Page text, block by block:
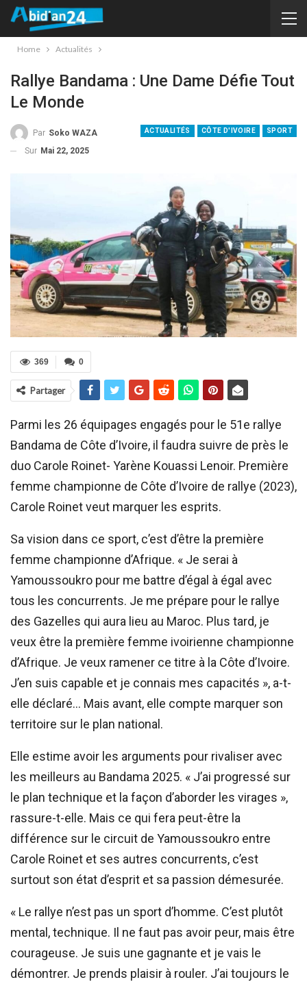
Home Actualités
Rallye Bandama : Une Dame Défie Tout
Le Monde
ACTUALITÉS CÔTE D'IVOIRE SPORT
Par Soko WAZA
Sur Mai 22, 2025
0
369
Partager
Parmi les 26 équipages engagés pour le 51e rallye
Bandama de Côte d’Ivoire, il faudra suivre de près le
duo Carole Roinet- Yarène Kouassi Lenoir. Première
femme championne de Côte d’Ivoire de rallye (2023),
Carole Roinet veut marquer les esprits.
Sa vision dans ce sport, c’est d’être la première
femme championne d’Afrique. « Je serai à
Yamoussoukro pour me battre d’égal à égal avec
tous les concurrents. Je me prépare pour le rallye
des Gazelles qui aura lieu au Maroc. Plus tard, je
veux être la première femme ivoirienne championne
d’Afrique. Je veux ramener ce titre à la Côte d’Ivoire.
J’en suis capable et je connais mes capacités », a-t-
elle déclaré… Mais avant, elle compte marquer son
territoire sur le plan national.
Elle estime avoir les arguments pour rivaliser avec
les meilleurs au Bandama 2025. « J’ai progressé sur
le plan technique et la façon d’aborder les virages »,
rassure-t-elle. Mais ce qui fera peut-être la
différence sur le circuit de Yamoussoukro entre
Carole Roinet et ses autres concurrents, c’est
surtout son état d’esprit et sa passion démesurée.
« Le rallye n’est pas un sport d’homme. C’est plutôt
mental, technique. Il ne faut pas avoir peur, mais être
courageuse. Je suis une gagnante et je vais le
démontrer. Je prends plaisir à rouler. J’ai toujours le